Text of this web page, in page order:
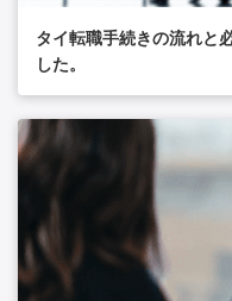
タイ転職手続きの流れと
した。